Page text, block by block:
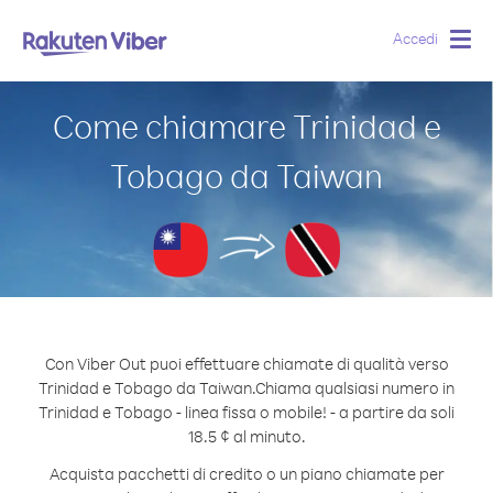
Accedi
Come chiamare Trinidad e
Tobago da Taiwan
Con Viber Out puoi effettuare chiamate di qualità verso
Trinidad e Tobago da Taiwan.Chiama qualsiasi numero in
Trinidad e Tobago - linea fissa o mobile! - a partire da soli
18.5 ¢ al minuto.
Acquista pacchetti di credito o un piano chiamate per